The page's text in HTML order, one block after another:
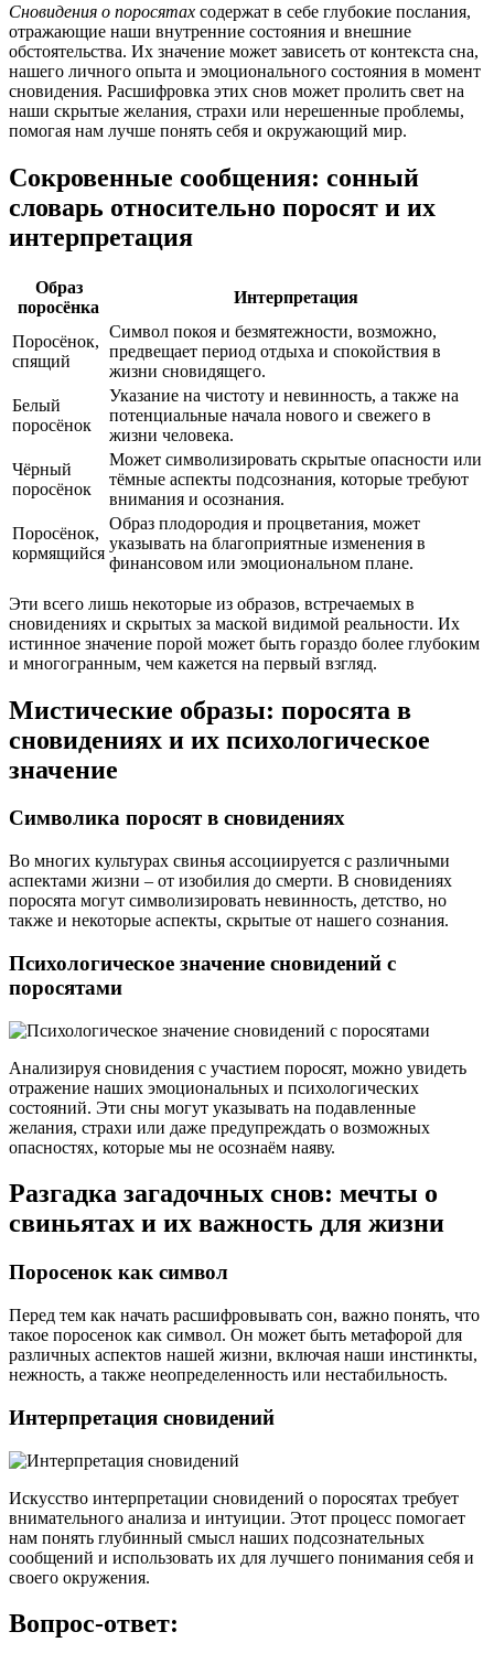
Сновидения о поросятах содержат в себе глубокие послания,
отражающие наши внутренние состояния и внешние
обстоятельства. Их значение может зависеть от контекста сна,
нашего личного опыта и эмоционального состояния в момент
сновидения. Расшифровка этих снов может пролить свет на
наши скрытые желания, страхи или нерешенные проблемы,
помогая нам лучше понять себя и окружающий мир.
Сокровенные сообщения: сонный
словарь относительно поросят и их
интерпретация
Образ
поросёнка
Интерпретация
Поросёнок,
спящий
Символ покоя и безмятежности, возможно,
предвещает период отдыха и спокойствия в
жизни сновидящего.
Белый
поросёнок
Указание на чистоту и невинность, а также на
потенциальные начала нового и свежего в
жизни человека.
Чёрный
поросёнок
Может символизировать скрытые опасности или
тёмные аспекты подсознания, которые требуют
внимания и осознания.
Поросёнок,
кормящийся
Образ плодородия и процветания, может
указывать на благоприятные изменения в
финансовом или эмоциональном плане.
Эти всего лишь некоторые из образов, встречаемых в
сновидениях и скрытых за маской видимой реальности. Их
истинное значение порой может быть гораздо более глубоким
и многогранным, чем кажется на первый взгляд.
Мистические образы: поросята в
сновидениях и их психологическое
значение
Символика поросят в сновидениях
Во многих культурах свинья ассоциируется с различными
аспектами жизни – от изобилия до смерти. В сновидениях
поросята могут символизировать невинность, детство, но
также и некоторые аспекты, скрытые от нашего сознания.
Психологическое значение сновидений с
поросятами
Анализируя сновидения с участием поросят, можно увидеть
отражение наших эмоциональных и психологических
состояний. Эти сны могут указывать на подавленные
желания, страхи или даже предупреждать о возможных
опасностях, которые мы не осознаём наяву.
Разгадка загадочных снов: мечты о
свиньятах и их важность для жизни
Поросенок как символ
Перед тем как начать расшифровывать сон, важно понять, что
такое поросенок как символ. Он может быть метафорой для
различных аспектов нашей жизни, включая наши инстинкты,
нежность, а также неопределенность или нестабильность.
Интерпретация сновидений
Искусство интерпретации сновидений о поросятах требует
внимательного анализа и интуиции. Этот процесс помогает
нам понять глубинный смысл наших подсознательных
сообщений и использовать их для лучшего понимания себя и
своего окружения.
Вопрос-ответ: